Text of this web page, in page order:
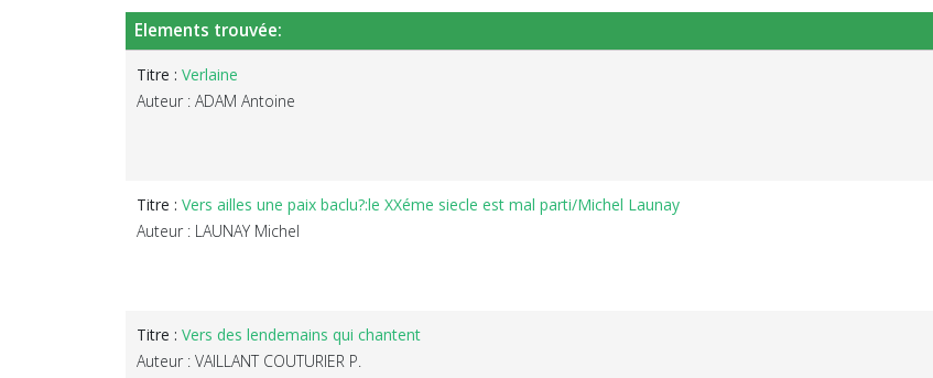
Elements trouvée:
Titre : Verlaine
Auteur : ADAM Antoine
Titre : Vers ailles une paix baclu?:le XXéme siecle est mal parti/Michel Launay
Auteur : LAUNAY Michel
Titre : Vers des lendemains qui chantent
Auteur : VAILLANT COUTURIER P.